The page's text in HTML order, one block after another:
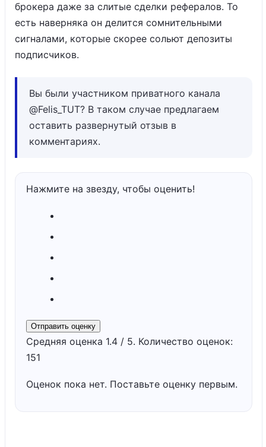
брокера даже за слитые сделки рефералов. То
есть наверняка он делится сомнительными
сигналами, которые скорее сольют депозиты
подписчиков.
Вы были участником приватного канала
@Felis_TUT? В таком случае предлагаем
оставить развернутый отзыв в
комментариях.
Нажмите на звезду, чтобы оценить!
Отправить оценку
Средняя оценка 1.4 / 5. Количество оценок:
151
Оценок пока нет. Поставьте оценку первым.